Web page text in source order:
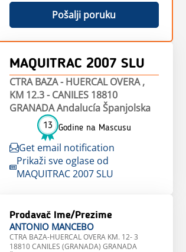
Pošalji poruku
MAQUITRAC 2007 SLU
CTRA BAZA - HUERCAL OVERA ,
KM 12.3 - CANILES 18810
GRANADA Andalucía Španjolska
13 Godine na Mascusu
Get email notification
Prikaži sve oglase od
MAQUITRAC 2007 SLU
Prodavač Ime/Prezime
ANTONIO MANCEBO
CTRA BAZA-HUERCAL OVERA KM. 12- 3
18810 CANILES (GRANADA) GRANADA